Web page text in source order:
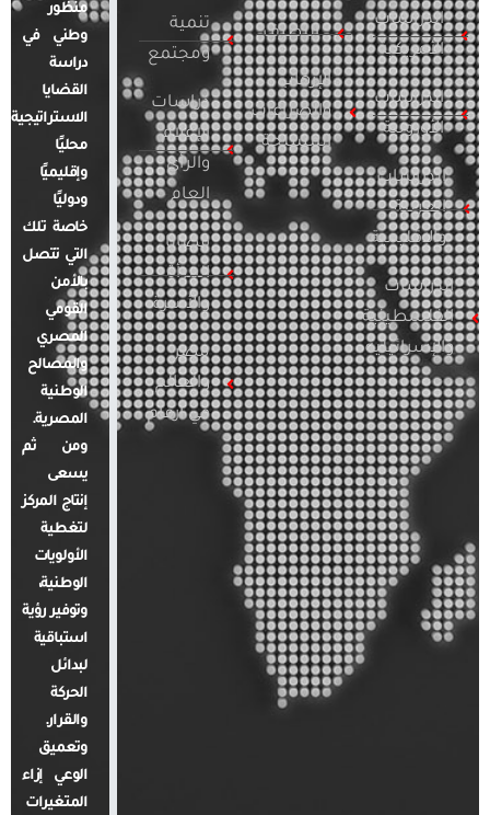
الدراسات
الأمريكية
الدراسات
الأوروبية
الدراسات
العربية
والإقليمية
الدراسات
الفلسطينية
والإسرائيلية
التطرف
الإرهاب
والصراعات
المسلحة
تنمية
ومجتمع
دراسات
الإعلام
والرأي
العام
قضايا
المرأة
والأسرة
مصر
والعالم
في أرقام
منظور
وطني في
دراسة
القضايا
الاستراتيجية
محليًا
وإقليميًا
ودوليًا
خاصة تلك
التي تتصل
بالأمن
القومي
المصري
والمصالح
الوطنية
المصرية.
ومن ثم
يسعى
إنتاج المركز
لتغطية
الأولويات
الوطنية،
وتوفير رؤية
استباقية
لبدائل
الحركة
والقرار.
وتعميق
الوعي إزاء
المتغيرات